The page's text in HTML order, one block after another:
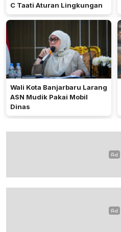
C Taati Aturan Lingkungan
Wali Kota Banjarbaru Larang
ASN Mudik Pakai Mobil
Dinas